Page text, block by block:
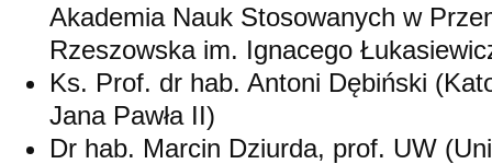
Akademia Nauk Stosowanych w
Rzeszowska im. Ignacego
Ks. Prof. dr hab. Antoni Dębiński
Jana Pawła II)
Dr hab. Marcin Dziurda, prof. UW